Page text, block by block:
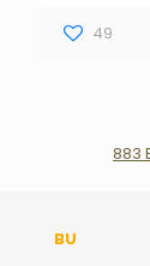
49
883
BU